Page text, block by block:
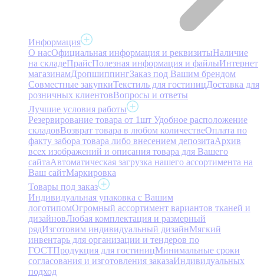
Информация
О насОфициальная информация и реквизитыНаличие
на складеПрайсПолезная информация и файлыИнтернет
магазинамДропшиппингЗаказ под Вашим брендом
Совместные закупкиТекстиль для гостиницДоставка для
розничных клиентовВопросы и ответы
Лучшие условия работы
Резервирование товара от 1шт Удобное расположение
складовВозврат товара в любом количествеОплата по
факту забора товара либо внесением депозитаАрхив
всех изображений и описания товара для Вашего
сайтаАвтоматическая загрузка нашего ассортимента на
Ваш сайтМаркировка
Товары под заказ
Индивидуальная упаковка с Вашим
логотипомОгромный ассортимент вариантов тканей и
дизайновЛюбая комплектация и размерный
рядИзготовим индивидуальный дизайнМягкий
инвентарь для организации и тендеров по
ГОСТПродукция для гостиницМинимальные сроки
согласования и изготовления заказаИндивидуальных
подход